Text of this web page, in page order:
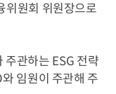
위원회 위원장으로
주관하는 ESG 전략
임원이 주관해 주